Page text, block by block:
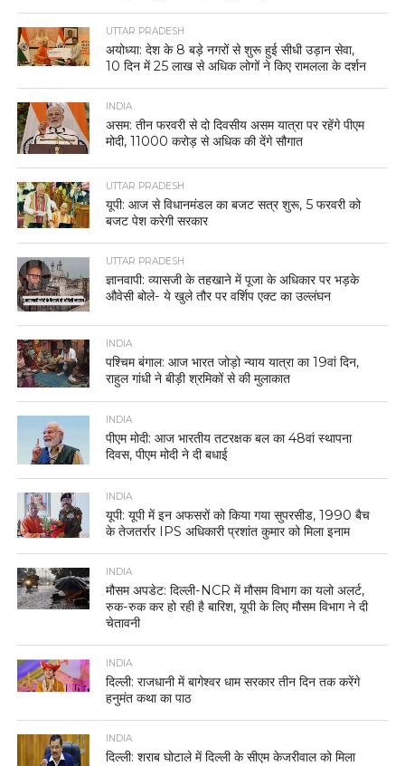
UTTAR PRADESH
अयोध्या: देश के 8 बड़े नगरों से शुरू हुई सीधी उड़ान सेवा,
10 दिन में 25 लाख से अधिक लोगों ने किए रामलला के दर्शन
INDIA
असम: तीन फरवरी से दो दिवसीय असम यात्रा पर रहेंगे पीएम
मोदी, 11000 करोड़ से अधिक की देंगे सौगात
UTTAR PRADESH
यूपी: आज से विधानमंडल का बजट सत्र शुरू, 5 फरवरी को
बजट पेश करेगी सरकार
UTTAR PRADESH
ज्ञानवापी: व्यासजी के तहखाने में पूजा के अधिकार पर भड़के
औवेसी बोले- ये खुले तौर पर वर्शिप एक्ट का उल्लंघन
INDIA
पश्चिम बंगाल: आज भारत जोड़ो न्याय यात्रा का 19वां दिन,
राहुल गांधी ने बीड़ी श्रमिकों से की मुलाकात
INDIA
पीएम मोदी: आज भारतीय तटरक्षक बल का 48वां स्थापना
दिवस, पीएम मोदी ने दी बधाई
INDIA
यूपी: यूपी में इन अफसरों को किया गया सुपरसीड, 1990 बैच
के तेजतर्रार IPS अधिकारी प्रशांत कुमार को मिला इनाम
INDIA
मौसम अपडेट: दिल्ली-NCR में मौसम विभाग का यलो अलर्ट,
रुक-रुक कर हो रही है बारिश, यूपी के लिए मौसम विभाग ने दी
चेतावनी
INDIA
दिल्ली: राजधानी में बागेश्वर धाम सरकार तीन दिन तक करेंगे
हनुमंत कथा का पाठ
INDIA
दिल्ली: शराब घोटाले में दिल्ली के सीएम केजरीवाल को मिला